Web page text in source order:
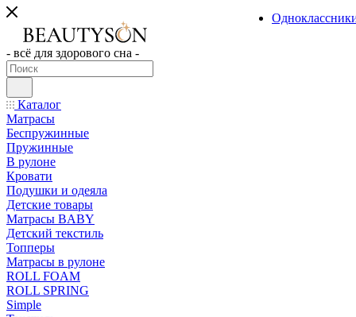
- всё для здорового сна -
Каталог
Матрасы
Беспружинные
Пружинные
В рулоне
Кровати
Подушки и одеяла
Детские товары
Матрасы BABY
Детский текстиль
Топперы
Матрасы в рулоне
ROLL FOAM
ROLL SPRING
Simple